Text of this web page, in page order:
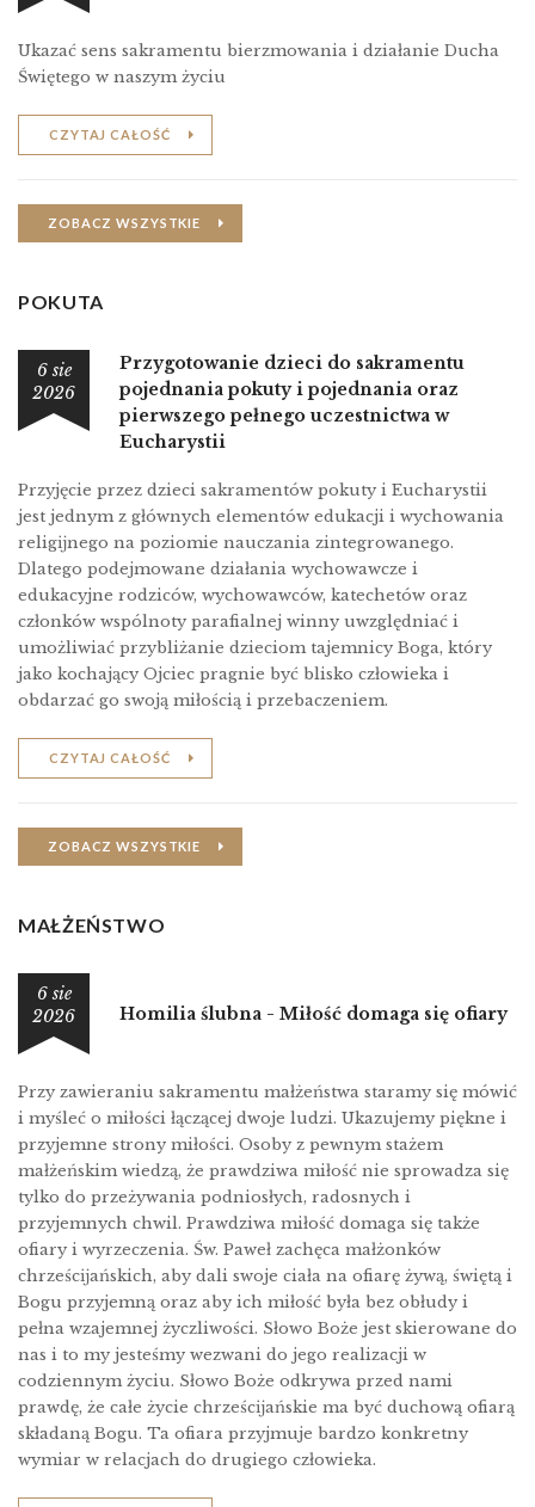
Ukazać sens sakramentu bierzmowania i działanie Ducha
Świętego w naszym życiu
CZYTAJ CAŁOŚĆ
ZOBACZ WSZYSTKIE
POKUTA
6 sie
2026
Przygotowanie dzieci do sakramentu
pojednania pokuty i pojednania oraz
pierwszego pełnego uczestnictwa w
Eucharystii
Przyjęcie przez dzieci sakramentów pokuty i Eucharystii
jest jednym z głównych elementów edukacji i wychowania
religĳnego na poziomie nauczania zintegrowanego.
Dlatego podejmowane działania wychowawcze i
edukacyjne rodziców, wychowawców, katechetów oraz
członków wspólnoty parafialnej winny uwzględniać i
umożliwiać przybliżanie dzieciom tajemnicy Boga, który
jako kochający Ojciec pragnie być blisko człowieka i
obdarzać go swoją miłością i przebaczeniem.
CZYTAJ CAŁOŚĆ
ZOBACZ WSZYSTKIE
MAŁŻEŃSTWO
6 sie
2026
Homilia ślubna - Miłość domaga się ofiary
Przy zawieraniu sakramentu małżeństwa staramy się mówić
i myśleć o miłości łączącej dwoje ludzi. Ukazujemy piękne i
przyjemne strony miłości. Osoby z pewnym stażem
małżeńskim wiedzą, że prawdziwa miłość nie sprowadza się
tylko do przeżywania podniosłych, radosnych i
przyjemnych chwil. Prawdziwa miłość domaga się także
ofiary i wyrzeczenia. Św. Paweł zachęca małżonków
chrześcĳańskich, aby dali swoje ciała na ofiarę żywą, świętą i
Bogu przyjemną oraz aby ich miłość była bez obłudy i
pełna wzajemnej życzliwości. Słowo Boże jest skierowane do
nas i to my jesteśmy wezwani do jego realizacji w
codziennym życiu. Słowo Boże odkrywa przed nami
prawdę, że całe życie chrześcĳańskie ma być duchową ofiarą
składaną Bogu. Ta ofiara przyjmuje bardzo konkretny
wymiar w relacjach do drugiego człowieka.